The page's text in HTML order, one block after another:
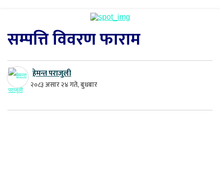
सम्पत्ति विवरण फाराम
हेमन्त पराजुली
२०८३ असार २४ गते, बुधबार